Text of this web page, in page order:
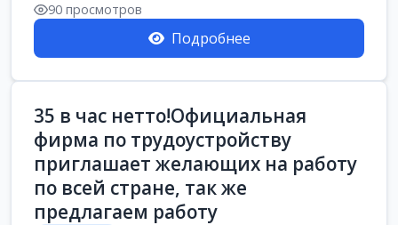
90 просмотров
Подробнее
35 в час нетто!Официальная
фирма по трудоустройству
приглашает желающих на работу
по всей стране, так же
предлагаем работу